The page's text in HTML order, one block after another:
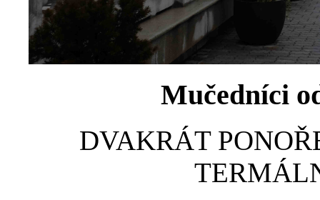
Mučedníci
DVAKRÁT